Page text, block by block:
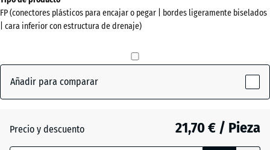
colores?
Mostrar
Lavanda(active)
FP (conectores plásticos para encajar o pegar | bordes ligeramente biselados
| cara inferior con estructura de drenaje)
Añadir para comparar
Precio y descuento 21,70 € / Pieza